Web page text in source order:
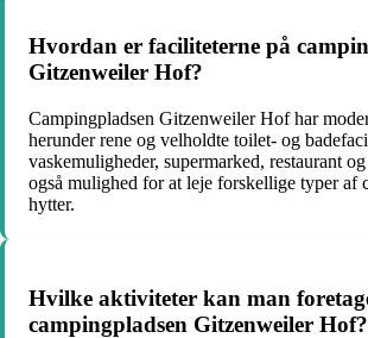
Hvordan er faciliteterne på
Gitzenweiler Hof?
Campingpladsen Gitzenweiler Hof har
herunder rene og velholdte toilet- og
vaskemuligheder, supermarked, restaurant
også mulighed for at leje forskellige typer af
hytter.
Hvilke aktiviteter kan man
campingpladsen Gitzenweiler Hof?